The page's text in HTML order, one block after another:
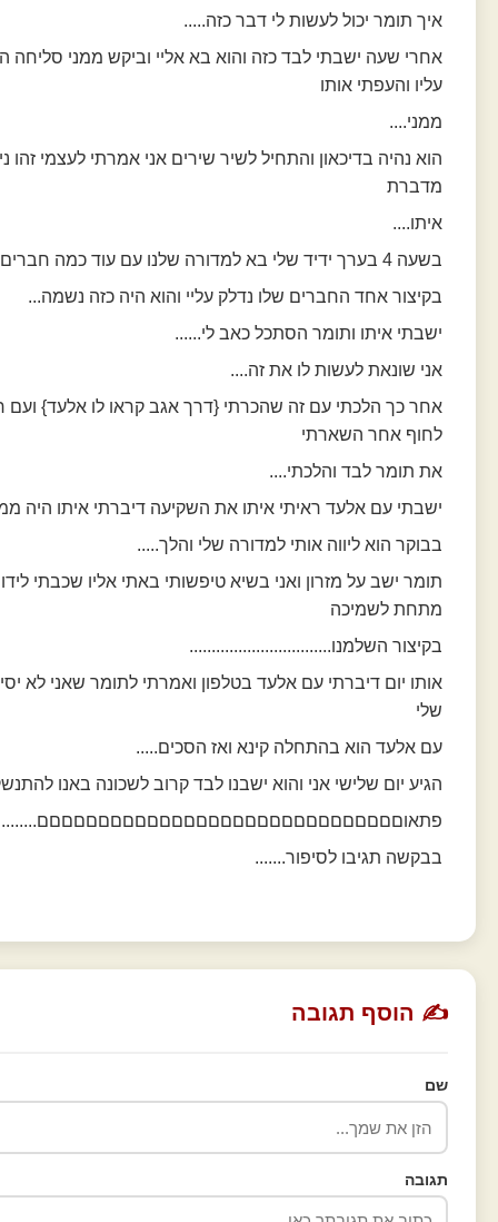
איך תומר יכול לעשות לי דבר כזה.....
אחרי שעה ישבתי לבד כזה והוא בא אליי וביקש ממני סליחה
עליו והעפתי אותו
ממני....
הוא נהיה בדיכאון והתחיל לשיר שירים אני אמרתי לעצמי זהו
מדברת
איתו....
בשעה 4 בערך ידיד שלי בא למדורה שלנו עם עוד כמה חברים שלו....
בקיצור אחד החברים שלו נדלק עליי והוא היה כזה נשמה...
ישבתי איתו ותומר הסתכל כאב לי......
אני שונאת לעשות לו את זה....
אחר כך הלכתי עם זה שהכרתי {דרך אגב קראו לו אלעד} ועם
לחוף אחר השארתי
את תומר לבד והלכתי....
ישבתי עם אלעד ראיתי איתו את השקיעה דיברתי איתו היה
בבוקר הוא ליווה אותי למדורה שלי והלך.....
תומר ישב על מזרון ואני בשיא טיפשותי באתי אליו שכבתי
מתחת לשמיכה
בקיצור השלמנו................................
אותו יום דיברתי עם אלעד בטלפון ואמרתי לתומר שאני לא
שלי
עם אלעד הוא בהתחלה קינא ואז הסכים.....
הגיע יום שלישי אני והוא ישבנו לבד קרוב לשכונה באנו
בבקשה תגיבו לסיפור.......
✍️ הוסף תגובה
שם
תגובה